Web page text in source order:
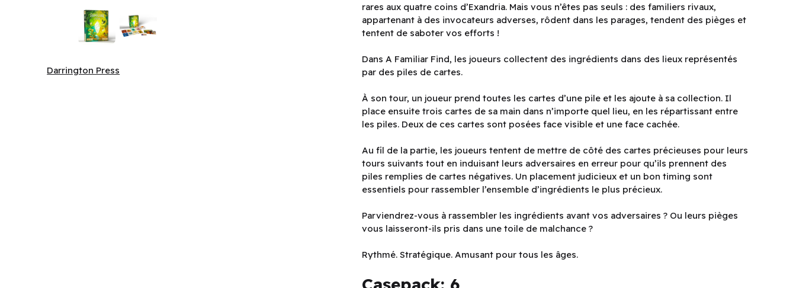
Darrington Press
rares aux quatre coins d’Exandria. Mais vous n’êtes pas seuls : des familiers rivaux,
appartenant à des invocateurs adverses, rôdent dans les parages, tendent des pièges et
tentent de saboter vos efforts !
Dans A Familiar Find, les joueurs collectent des ingrédients dans des lieux représentés
par des piles de cartes.
À son tour, un joueur prend toutes les cartes d’une pile et les ajoute à sa collection. Il
place ensuite trois cartes de sa main dans n’importe quel lieu, en les répartissant entre
les piles. Deux de ces cartes sont posées face visible et une face cachée.
Au fil de la partie, les joueurs tentent de mettre de côté des cartes précieuses pour leurs
tours suivants tout en induisant leurs adversaires en erreur pour qu’ils prennent des
piles remplies de cartes négatives. Un placement judicieux et un bon timing sont
essentiels pour rassembler l’ensemble d’ingrédients le plus précieux.
Parviendrez-vous à rassembler les ingrédients avant vos adversaires ? Ou leurs pièges
vous laisseront-ils pris dans une toile de malchance ?
Rythmé. Stratégique. Amusant pour tous les âges.